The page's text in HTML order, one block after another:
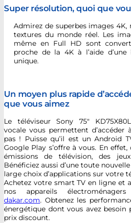
Super résolution, quoi que
Admirez de superbes images 4K,
textures du monde réel. Les
même en Full HD sont
proche de la 4K à l’aide d’une
unique.
Un moyen plus rapide
que vous aimez
Le téléviseur Sony 75″
vocale vous permettent d’accéder
pas ! Puisse qu’il est un Android
Google Play s’offre à vous. En
émissions de télévision, des
Bénéficiez aussi d’une toute
large choix d’applications sur votre
Achetez votre smart TV en ligne et
nos appareils
dakar.com. Obtenez les
énergétique dont vous avez besoin
prix discount.